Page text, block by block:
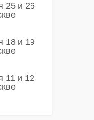
25 и 26
18 и 19
11 и 12